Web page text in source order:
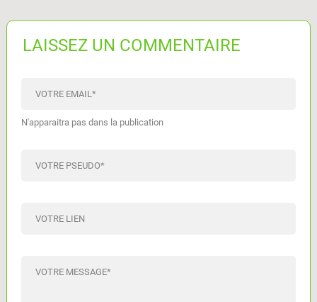
LAISSEZ UN COMMENTAIRE
VOTRE EMAIL *
N'apparaitra pas dans la publication
VOTRE PSEUDO*
VOTRE LIEN
VOTRE MESSAGE*